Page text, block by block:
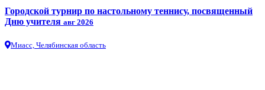
Городской турнир по настольному теннису, посвященный
Дню учителя авг 2026
Миасс, Челябинская область